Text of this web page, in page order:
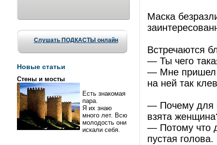
Слушать ПОДКАСТЫ онлайн
Новые статьи
Стены и мосты
Есть знакомая
пара.
Я их знаю
много лет. Всю
молодость они
искали себя.
Маска
Встречаются
— Ты чего
— Мне пришел
на ней так
— Почему для
взята
— Потому что
пустая голова.